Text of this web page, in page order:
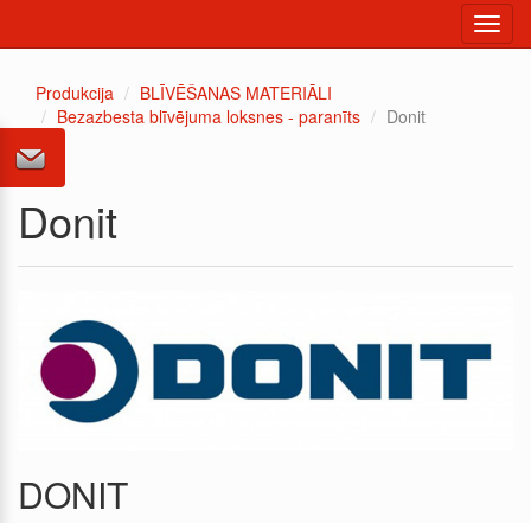
Produkcija
BLĪVĒŠANAS MATERIĀLI
Bezazbesta blīvējuma loksnes - paranīts
Donit
Donit
DONIT